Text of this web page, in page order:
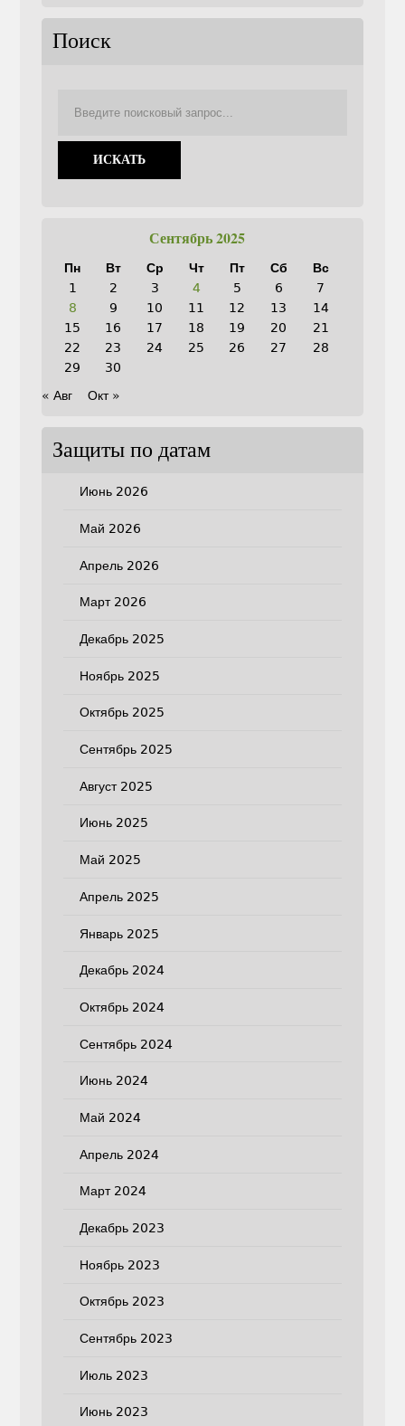
Поиск
Сентябрь 2025
Пн Вт Ср Чт Пт Сб
Вс
1
2 3 4 5 6
7
8
9 10 11 12 13
14
15
16 17 18 19 20
21
22
23 24 25 26 27
28
29
30
« Авг
Окт »
Защиты по датам
Июнь 2026
Май 2026
Апрель 2026
Март 2026
Декабрь 2025
Ноябрь 2025
Октябрь 2025
Сентябрь 2025
Август 2025
Июнь 2025
Май 2025
Апрель 2025
Январь 2025
Декабрь 2024
Октябрь 2024
Сентябрь 2024
Июнь 2024
Май 2024
Апрель 2024
Март 2024
Декабрь 2023
Ноябрь 2023
Октябрь 2023
Сентябрь 2023
Июль 2023
Июнь 2023